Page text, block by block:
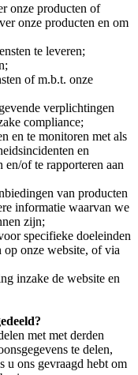
onze producten of
onze producten en om
te leveren;
of m.b.t. onze
verplichtingen
compliance;
en te monitoren met als
en
of te rapporteren aan
van producten
informatie waarvan we
zijn;
specifieke doeleinden
onze website, of via
inzake de website en
met met derden
te delen,
u ons gevraagd hebt om